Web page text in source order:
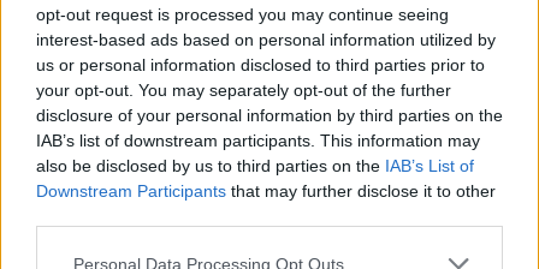
opt-out request is processed you may continue seeing
interest-based ads based on personal information utilized by
us or personal information disclosed to third parties prior to
your opt-out. You may separately opt-out of the further
disclosure of your personal information by third parties on the
IAB’s list of downstream participants. This information may
also be disclosed by us to third parties on the IAB’s List of
Downstream Participants that may further disclose it to other
Please note that this website/app uses one or more Google
Personal Data Processing Opt Outs
Sabína Zavarská
Foto: Solène Renault
Zdroj: v2com
Kategória: Návšteva